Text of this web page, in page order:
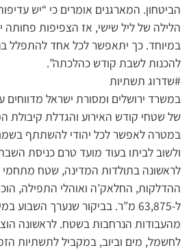
הביטחון. המארגנים אומרים כי “יש
הלילה של ליל שישי, אז הצפיפות פחותה
במיוחד. כך יתאפשר לכל אחד להתפלל
להכנות לשבת קודש כהלכתה”.
#שדרוג תשתיות
במשרד ירושלים ומסורת ישראל
של שטחי קודש האירוע והגדלת קיבולת
במטרה לאפשר לכל יהודי להשתתף
ולשוב לביתו בעוד מועד טרם כניסת
לראשונה בתולדות המדינה, שטח מתחמי
ל-63,875 מ”ר. בביקור שנערך
מהעבודות הנרחבות בשטח. לראשונה
לחשמל, מים וביוב, במקביל לתשתיות